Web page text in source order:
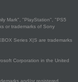
Mark", "PlayStation", "PS5
or trademarks of Sony
Series X|S are trademarks
Corporation in the United
and/or registered